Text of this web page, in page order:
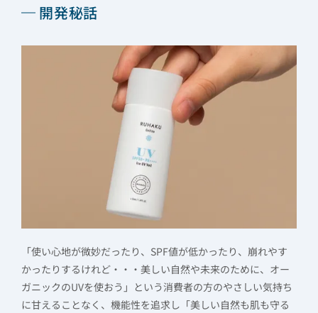
開発秘話
「使い心地が微妙だったり、SPF値が低かったり、崩れやす
かったりするけれど・・・美しい自然や未来のために、オー
ガニックのUVを使おう」という消費者の方のやさしい気持ち
に甘えることなく、機能性を追求し「美しい自然も肌も守る